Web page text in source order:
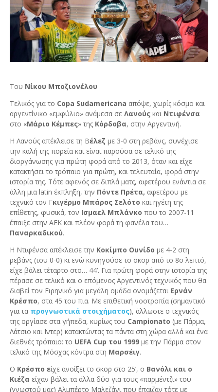
Του Νίκου Μποζιονέλου
Τελικός για το Copa Sudamericana απόψε, χωρίς κόσμο και
αργεντίνικο «εμφύλιο» ανάμεσα σε Λανούς και Ντιφένσα
στο «Μάριο Κέμπες» της Κόρδοβα, στην Αργεντινή.
Η Λανούς απέκλεισε τη Βέλεζ με 3-0 στη ρεβάνς, συνέχισε
την καλή της πορεία και είναι παρούσα σε τελικό της
διοργάνωσης για πρώτη φορά από το 2013, όταν και είχε
κατακτήσει το τρόπαιο για πρώτη, και τελευταία, φορά στην
ιστορία της. Τότε αφενός σε διπλά ματς, αφετέρου ενάντια σε
άλλη μια latin έκπληξη, την Πόντε Πρέτα, αφετέρου με
τεχνικό τον Γκιγέρμο Μπάρος Σελότο και ηγέτη της
επίθετης, φυσικά, τον Ισμαελ Μπλάνκο που το 2007-11
έπαιξε στην ΑΕΚ και πλέον φορά τη φανέλα του…
Παναρκαδικού.
Η Ντιφένσα απέκλεισε την Κοκίμπο Ουνίδο με 4-2 στη
ρεβάνς (του 0-0) κι ενώ κυνηγούσε το σκορ από το 8ο λεπτό,
είχε βάλει τέταρτο στο… 44’. Για πρώτη φορά στην ιστορία της
πέρασε σε τελικό και ο επόμενος Αργεντινός τεχνικός που θα
διαβεί τον Ειρηνικό για μεγάλη ομάδα ονομάζεται Ερνάν
Κρέσπο, στα 45 του πια. Με επιθετική νοοτροπία (σημαντικό
για τα προγνωστικά στοιχήματος), άλλωστε ο τεχνικός
της οργίασε στα γήπεδα, κυρίως του Campionato (με Πάρμα,
Λάτσιο και Ιντερ) κατακτώντας τα πάντα στη χώρα αλλά και ένα
διεθνές τρόπαιο: το UEFA Cup του 1999 με την Πάρμα στον
τελικό της Μόσχας κόντρα στη Μαρσέιγ.
Ο Κρέσπο είχε ανοίξει το σκορ στο 25’, ο Βανόλι και ο
Κιέζα είχαν βάλει τα άλλα δύο για τους «παρμέντζι» του
(γνωστού μας) Αλμπέρτο Μαλεζάνι που έπαιζαν τότε με